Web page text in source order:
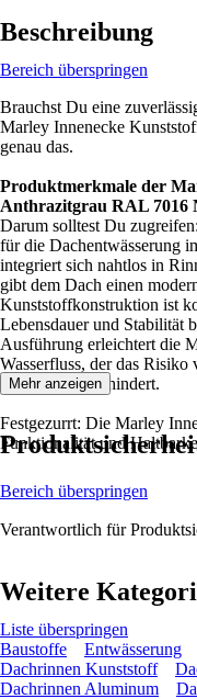
Beschreibung
Bereich überspringen
Brauchst Du eine
Marley Innenecke
genau das.
Produktmerkmale der
Anthrazitgrau RAL 7016
Darum solltest Du
für die Dachentwässerung
integriert sich nahtlos in
gibt dem Dach einen
Kunststoffkonstruktion ist
Lebensdauer und Stabilität
Ausführung erleichtert die
Wasserfluss, der das Risiko
der Fassade verhindert.
Festgezurrt: Die Marley
Funktionalität und
Mehr anzeigen
Bereich überspringen
Verantwortlich für
Weitere
Liste überspringen
Baustoffe
Entwässerung
Dachrinnen Kunststoff
Dachrinnen Aluminum